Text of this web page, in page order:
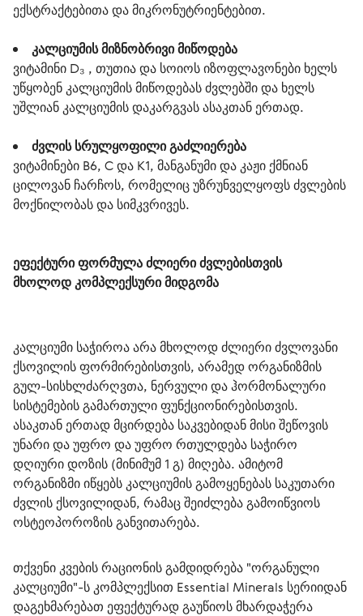
ექსტრაქტებითა და მიკრონუტრიენტებით.
კალციუმის მიზნობრივი მიწოდება
ვიტამინი D₃ , თუთია და სოიოს იზოფლავონები ხელს
უწყობენ კალციუმის მიწოდებას ძვლებში და ხელს
უშლიან კალციუმის დაკარგვას ასაკთან ერთად.
ძვლის სრულყოფილი გაძლიერება
ვიტამინები B6, C და K1, მანგანუმი და კაჟი ქმნიან
ცილოვან ჩარჩოს, რომელიც უზრუნველყოფს ძვლების
მოქნილობას და სიმკვრივეს.
ეფექტური ფორმულა ძლიერი ძვლებისთვის
მხოლოდ კომპლექსური მიდგომა
კალციუმი საჭიროა არა მხოლოდ ძლიერი ძვლოვანი
ქსოვილის ფორმირებისთვის, არამედ ორგანიზმის
გულ-სისხლძარღვთა, ნერვული და ჰორმონალური
სისტემების გამართული ფუნქციონირებისთვის.
ასაკთან ერთად მცირდება საკვებიდან მისი შეწოვის
უნარი და უფრო და უფრო რთულდება საჭირო
დღიური დოზის (მინიმუმ 1 გ) მიღება. ამიტომ
ორგანიზმი იწყებს კალციუმის გამოყენებას საკუთარი
ძვლის ქსოვილიდან, რამაც შეიძლება გამოიწვიოს
ოსტეოპოროზის განვითარება.
თქვენი კვების რაციონის გამდიდრება "ორგანული
კალციუმი"-ს კომპლექსით Essential Minerals სერიიდან
დაგეხმარებათ ეფექტურად გაუწიოს მხარდაჭერა